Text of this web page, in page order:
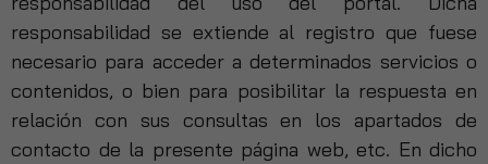
responsabilidad se extiende al registro que fuese
necesario para acceder a determinados servicios o
contenidos, o bien para posibilitar la respuesta en
relación con sus consultas en los apartados de
contacto de la presente página web, etc. En dicho